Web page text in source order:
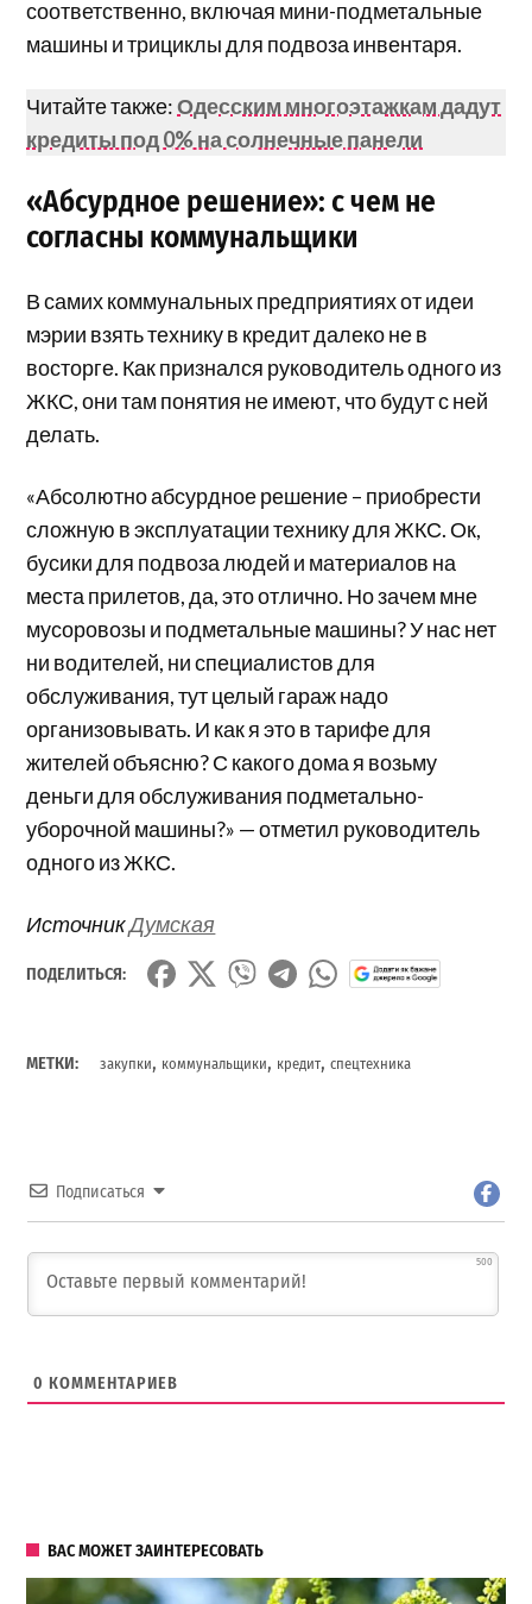
соответственно, включая мини-подметальные
машины и трициклы для подвоза инвентаря.
Читайте также:Одесским многоэтажкам дадут
кредиты под 0% на солнечные панели
«Абсурдное решение»: с чем не
согласны коммунальщики
В самих коммунальных предприятиях от идеи
мэрии взять технику в кредит далеко не в
восторге. Как признался руководитель одного из
ЖКС, они там понятия не имеют, что будут с ней
делать.
«Абсолютно абсурдное решение – приобрести
сложную в эксплуатации технику для ЖКС. Ок,
бусики для подвоза людей и материалов на
места прилетов, да, это отлично. Но зачем мне
мусоровозы и подметальные машины? У нас нет
ни водителей, ни специалистов для
обслуживания, тут целый гараж надо
организовывать. И как я это в тарифе для
жителей объясню? С какого дома я возьму
деньги для обслуживания подметально-
уборочной машины?» — отметил руководитель
одного из ЖКС.
ИсточникДумская
ПОДЕЛИТЬСЯ:
МЕТКИ: закупки, коммунальщики, кредит,спецтехника
Подписаться
500
0 КОММЕНТАРИЕВ
ВАС МОЖЕТ ЗАИНТЕРЕСОВАТЬ